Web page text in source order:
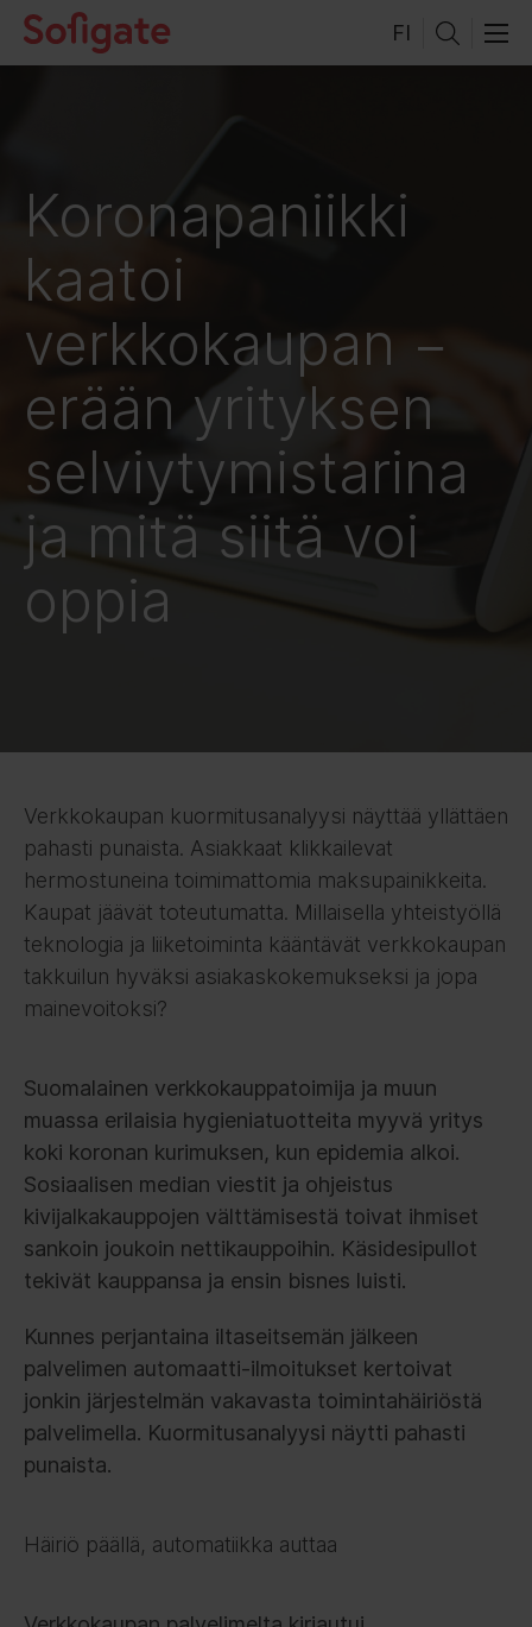
Hyppää
sisältöön
FI
Koronapaniikki
kaatoi
verkkokaupan −
erään yrityksen
selviytymistarina
ja mitä siitä voi
oppia
Verkkokaupan kuormitusanalyysi näyttää yllättäen
pahasti punaista. Asiakkaat klikkailevat
hermostuneina toimimattomia maksupainikkeita.
Kaupat jäävät toteutumatta. Millaisella yhteistyöllä
teknologia ja liiketoiminta kääntävät verkkokaupan
takkuilun hyväksi asiakaskokemukseksi ja jopa
mainevoitoksi?
Suomalainen verkkokauppatoimija ja muun
muassa erilaisia hygieniatuotteita myyvä yritys
koki koronan kurimuksen, kun epidemia alkoi.
Sosiaalisen median viestit ja ohjeistus
kivijalkakauppojen välttämisestä toivat ihmiset
sankoin joukoin nettikauppoihin. Käsidesipullot
tekivät kauppansa ja ensin bisnes luisti.
Kunnes perjantaina iltaseitsemän jälkeen
palvelimen automaatti-ilmoitukset kertoivat
jonkin järjestelmän vakavasta toimintahäiriöstä
palvelimella. Kuormitusanalyysi näytti pahasti
punaista.
Häiriö päällä, automatiikka auttaa